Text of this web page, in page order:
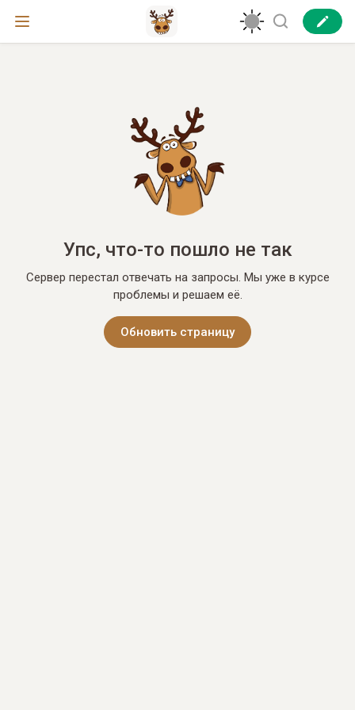
Упс, что-то пошло не так
Сервер перестал отвечать на запросы. Мы уже в курсе
проблемы и решаем её.
Обновить страницу